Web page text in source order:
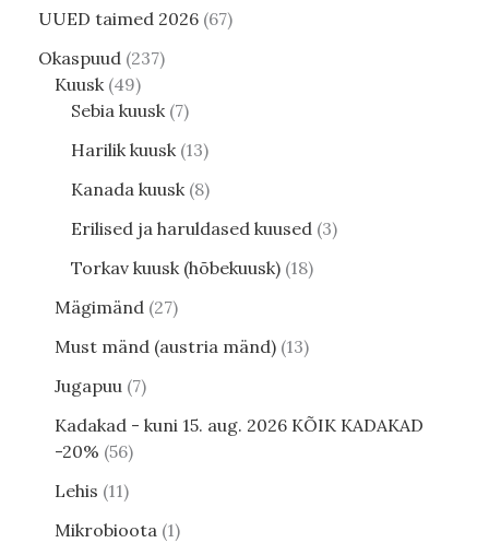
UUED taimed 2026 67
Okaspuud 237
Kuusk 49
Sebia kuusk 7
Harilik kuusk 13
Kanada kuusk 8
Erilised ja haruldased kuused 3
Torkav kuusk (hõbekuusk) 18
Mägimänd 27
Must mänd (austria mänd) 13
Jugapuu 7
Kadakad - kuni 15. aug. 2026 KÕIK KADAKAD
-20% 56
Lehis 11
Mikrobioota 1